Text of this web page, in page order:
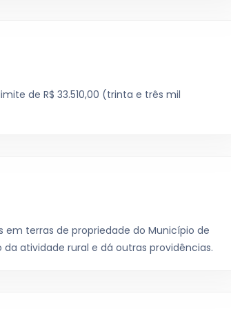
de R$ 33.510,00 (trinta e três mil
terras de propriedade do Município de
atividade rural e dá outras providências.